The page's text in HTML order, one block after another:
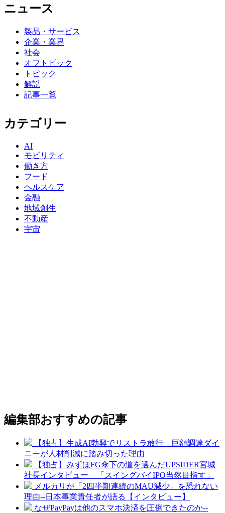
ニュース
製品・サービス
企業・業界
社会
オフトピック
トピック
解説
記事一覧
カテゴリー
AI
モビリティ
働き方
フード
ヘルスケア
金融
地域創生
不動産
宇宙
編集部おすすめの記事
【独占】生成AI勃興でリストラ敢行 巨額調達ダイ
ニーが人材削減に踏み切った理由
【独占】みずほFG傘下の道を選んだUPSIDER宮城
社長インタビュー 「スイングバイIPO当然目指す」
メルカリが「2四半期連続のMAU減少」を恐れない
理由--日本事業責任者が語る【インタビュー】
なぜPayPayは他のスマホ決済を圧倒できたのか--